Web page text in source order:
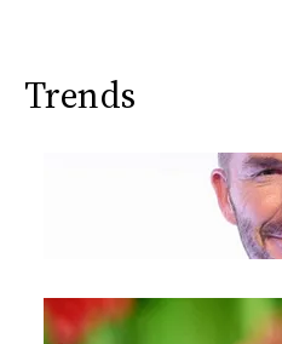
Trends